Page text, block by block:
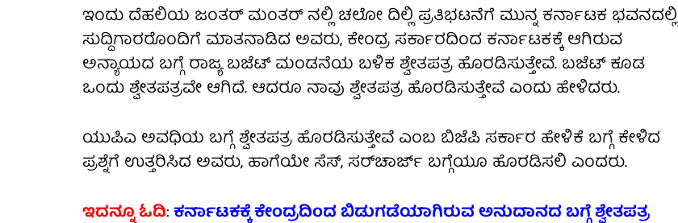
ಇಂದು ದೆಹಲಿಯ ಜಂತರ್ ಮಂತರ್ ನಲ್ಲಿ ಚಲೋ ದಿಲ್ಲಿ ಪ್ರತಿಭಟನೆಗೆ ಮುನ್ನ ಕರ್ನಾಟಕ ಭವನದಲ್ಲಿ
ಸುದ್ದಿಗಾರರೊಂದಿಗೆ ಮಾತನಾಡಿದ ಅವರು, ಕೇಂದ್ರ ಸರ್ಕಾರದಿಂದ ಕರ್ನಾಟಕಕ್ಕೆ ಆಗಿರುವ
ಅನ್ಯಾಯದ ಬಗ್ಗೆ ರಾಜ್ಯ ಬಜೆಟ್ ಮಂಡನೆಯ ಬಳಿಕ ಶ್ವೇತಪತ್ರ ಹೊರಡಿಸುತ್ತೇವೆ. ಬಜೆಟ್​​​ ಕೂಡ
ಒಂದು ಶ್ವೇತಪತ್ರವೇ ಆಗಿದೆ. ಆದರೂ ನಾವು ಶ್ವೇತಪತ್ರ ಹೊರಡಿಸುತ್ತೇವೆ ಎಂದು ಹೇಳಿದರು.
ಯುಪಿಎ ಅವಧಿಯ ಬಗ್ಗೆ ಶ್ವೇತಪತ್ರ ಹೊರಡಿಸುತ್ತೇವೆ ಎಂಬ ಬಿಜೆಪಿ ಸರ್ಕಾರ ಹೇಳಿಕೆ ಬಗ್ಗೆ ಕೇಳಿದ
ಪ್ರಶ್ನೆಗೆ ಉತ್ತರಿಸಿದ ಅವರು, ಹಾಗೆಯೇ ಸೆಸ್​, ಸರ್​​ಚಾರ್ಜ್ ಬಗ್ಗೆಯೂ ಹೊರಡಿಸಲಿ ಎಂದರು.
ಇದನ್ನೂ ಓದಿ:ಕರ್ನಾಟಕಕ್ಕೆ ಕೇಂದ್ರದಿಂದ ಬಿಡುಗಡೆಯಾಗಿರುವ ಅನುದಾನದ ಬಗ್ಗೆ ಶ್ವೇತಪತ್ರ